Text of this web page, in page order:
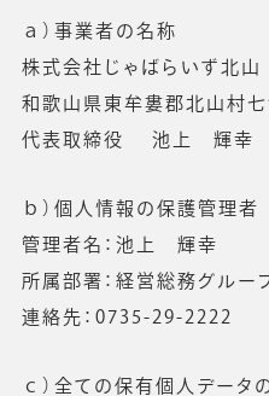
ａ）事業者の名称
株式会社じゃばらいず北山
和歌山県東牟婁郡北山村
代表取締役 池上 輝幸
ｂ）個人情報の保護管理者
管理者名：池上 輝幸
所属部署：経営総務グルー
連絡先：0735-29-2222
ｃ）全ての保有個人データ